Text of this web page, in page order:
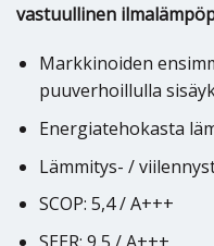
vastuullinen
Markkinoiden
puuverhoillulla
Energiatehokasta
Lämmitys- /
SCOP: 5,4 / A+++